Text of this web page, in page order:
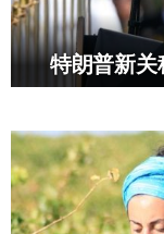
特朗普新